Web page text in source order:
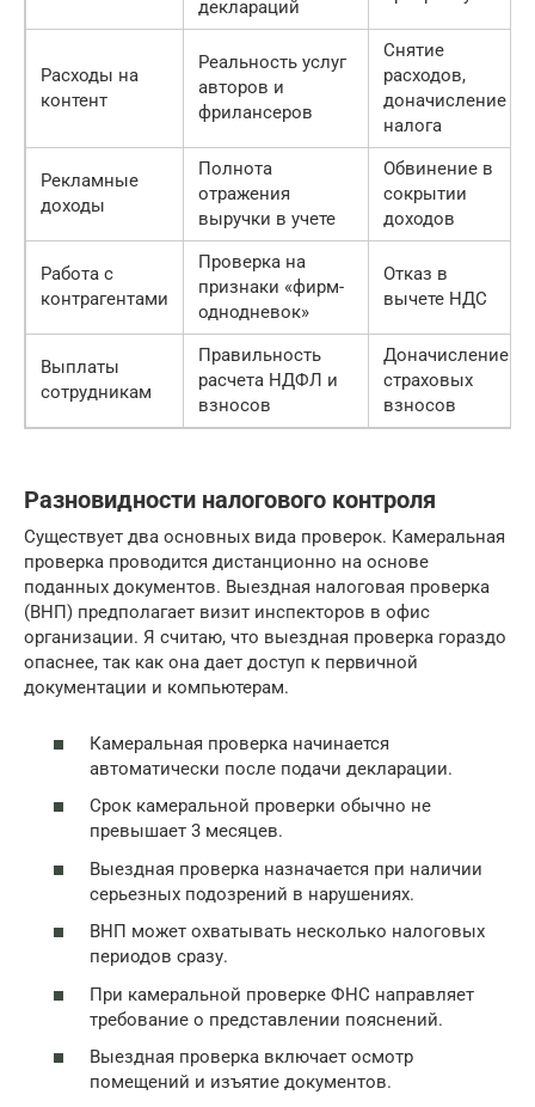
деклараций
Расходы на
контент
Реальность услуг
авторов и
фрилансеров
Снятие
расходов,
доначисление
налога
Рекламные
доходы
Полнота
отражения
выручки в учете
Обвинение в
сокрытии
доходов
Работа с
контрагентами
Проверка на
признаки «фирм-
однодневок»
Отказ в
вычете НДС
Выплаты
сотрудникам
Правильность
расчета НДФЛ и
взносов
Доначисление
страховых
взносов
Разновидности налогового контроля
Существует два основных вида проверок. Камеральная
проверка проводится дистанционно на основе
поданных документов. Выездная налоговая проверка
(ВНП) предполагает визит инспекторов в офис
организации. Я считаю, что выездная проверка гораздо
опаснее, так как она дает доступ к первичной
документации и компьютерам.
Камеральная проверка начинается
автоматически после подачи декларации.
Срок камеральной проверки обычно не
превышает 3 месяцев.
Выездная проверка назначается при наличии
серьезных подозрений в нарушениях.
ВНП может охватывать несколько налоговых
периодов сразу.
При камеральной проверке ФНС направляет
требование о представлении пояснений.
Выездная проверка включает осмотр
помещений и изъятие документов.